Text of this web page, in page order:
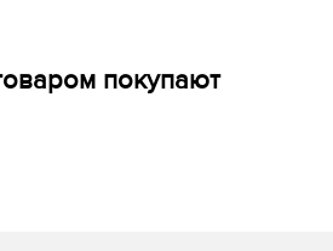
покупают